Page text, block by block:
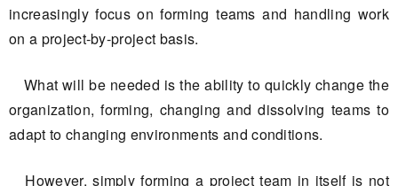
increasingly focus on forming teams and handling work
on a project-by-project basis.
What will be needed is the ability to quickly change the
organization, forming, changing and dissolving teams to
adapt to changing environments and conditions.
However, simply forming a project team in itself is not